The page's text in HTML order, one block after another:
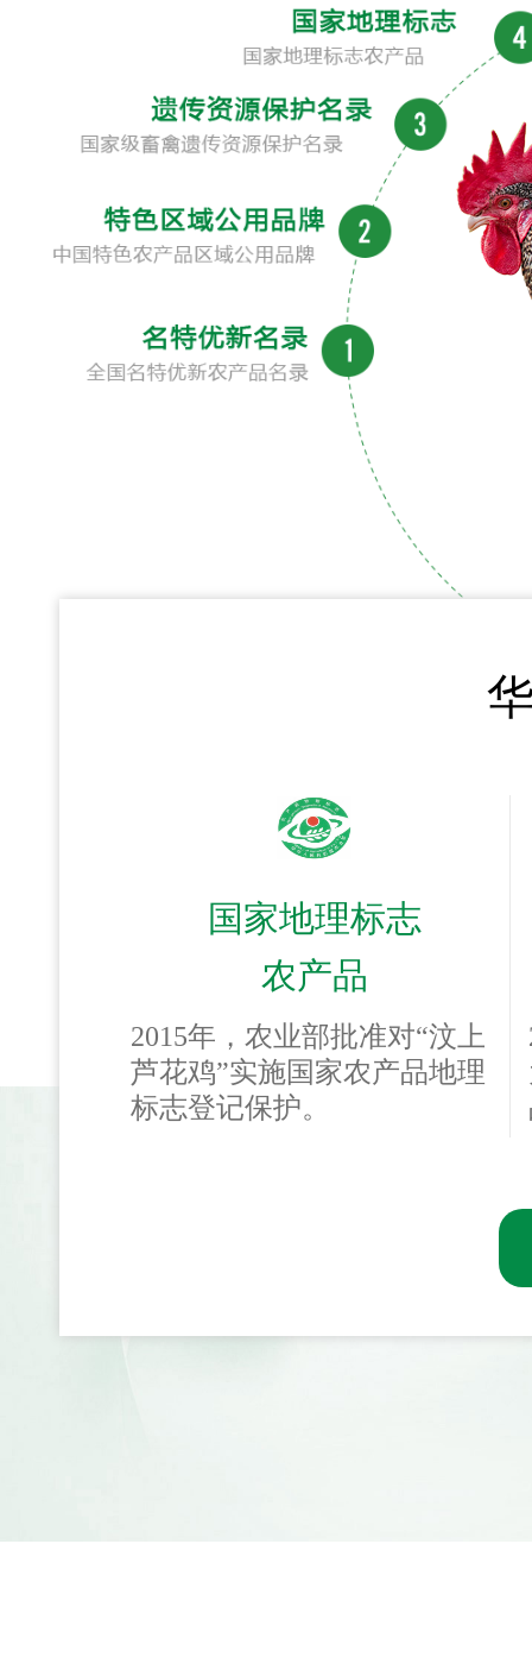
国家地理标志
农产品
2015年，农业部批准对“汶上
芦花鸡”实施国家农产品地理
标志登记保护。